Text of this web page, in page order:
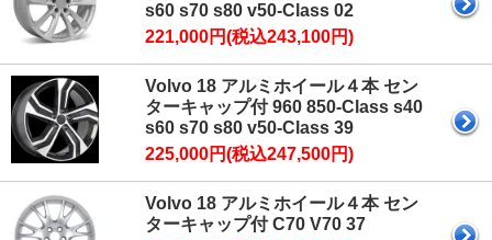
s60 s70 s80 v50-Class 02
221,000円(税込243,100円)
Volvo 18 アルミホイール４本 セン
ターキャップ付 960 850-Class s40
s60 s70 s80 v50-Class 39
225,000円(税込247,500円)
Volvo 18 アルミホイール４本 セン
ターキャップ付 C70 V70 37